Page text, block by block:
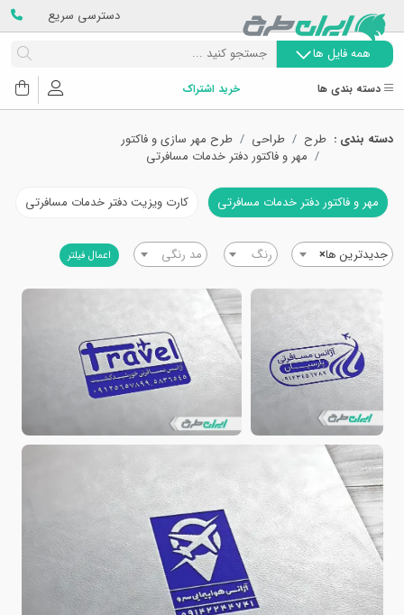
دسترسی سریع
همه فایل ها
دسته بندی ها خرید اشتراک
دسته بندی : طرح طراحی
طرح مهر سازی و فاکتور
مهر و فاکتور دفتر خدمات مسافرتی
مهر و فاکتور دفتر خدمات مسافرتی کارت ویزیت دفتر خدمات مسافرتی
×جدیدترین ها رنگ مد رنگی اعمال فیلتر